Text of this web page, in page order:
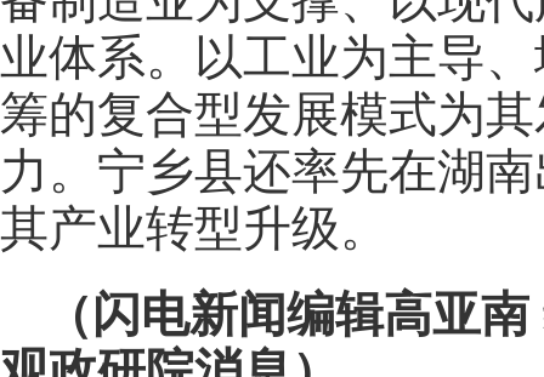
业体系。以工业为主导
筹的复合型发展模式为
力。宁乡县还率先在湖
其产业转型升级。
（闪电新闻编辑高亚